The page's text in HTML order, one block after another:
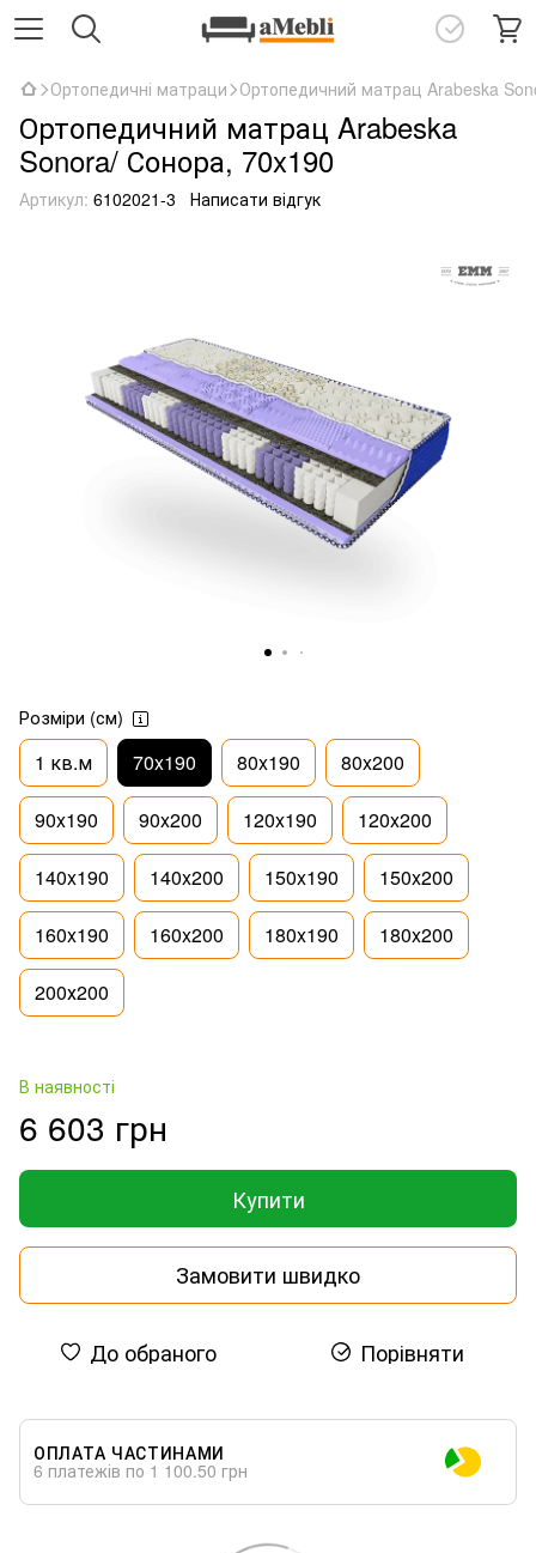
Ортопедичні матраци Ортопедичний матрац Arabeska
Ортопедичний матрац Arabeska
Sonora/ Сонора, 70x190
Артикул: 6102021-3 Написати відгук
Розміри (см)
1 кв.м 70x190 80x190 80x200
90x190 90x200 120x190 120x200
140x190 140x200 150x190 150x200
160x190 160x200 180x190 180x200
200х200
В наявності
6 603 грн
Купити
Замовити швидко
До обраного Порівняти
ОПЛАТА ЧАСТИНАМИ
6 платежів по 1 100.50 грн